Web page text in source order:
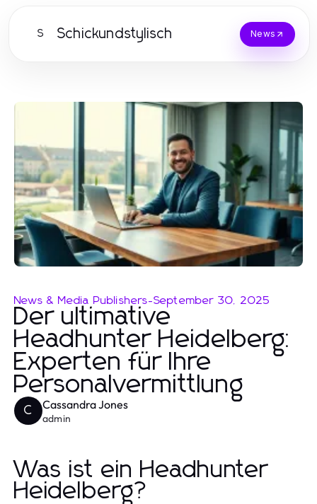
S Schickundstylisch News
News & Media Publishers-September 30, 2025
Der ultimative
Headhunter Heidelberg:
Experten für Ihre
Personalvermittlung
C Cassandra Jones
admin
Was ist ein Headhunter
Heidelberg?